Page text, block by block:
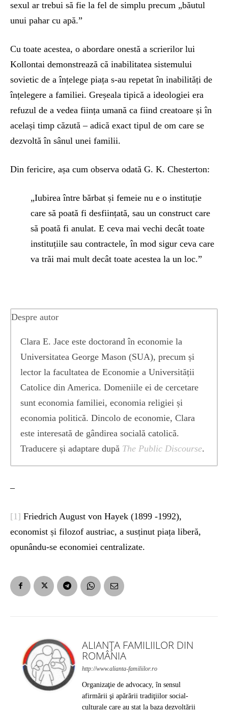
sexul ar trebui să fie la fel de simplu precum „băutul
unui pahar cu apă.”
Cu toate acestea, o abordare onestă a scrierilor lui
Kollontai demonstrează că inabilitatea sistemului
sovietic de a înțelege piața s-au repetat în inabilități de
înțelegere a familiei. Greșeala tipică a ideologiei era
refuzul de a vedea ființa umană ca fiind creatoare și în
același timp căzută – adică exact tipul de om care se
dezvoltă în sânul unei familii.
Din fericire, așa cum observa odată G. K. Chesterton:
„Iubirea între bărbat și femeie nu e o instituție
care să poată fi desființată, sau un construct care
să poată fi anulat. E ceva mai vechi decât toate
instituțiile sau contractele, în mod sigur ceva care
va trăi mai mult decât toate acestea la un loc.”
Despre autor
Clara E. Jace este doctorand în economie la
Universitatea George Mason (SUA), precum și
lector la facultatea de Economie a Universității
Catolice din America. Domeniile ei de cercetare
sunt economia familiei, economia religiei și
economia politică. Dincolo de economie, Clara
este interesată de gândirea socială catolică.
Traducere și adaptare după The Public Discourse.
–
[1] Friedrich August von Hayek (1899 -1992),
economist și filozof austriac, a susținut piața liberă,
opunându-se economiei centralizate.
ALIANȚA FAMILIILOR DIN
ROMÂNIA
http://www.alianta-familiilor.ro
Organizaţie de advocacy, în sensul
afirmării şi apărării tradiţiilor social-
culturale care au stat la baza dezvoltării